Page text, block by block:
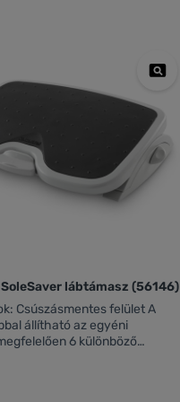
lábtámasz (56146)
A
állítható az egyéni
6 különböző
felület